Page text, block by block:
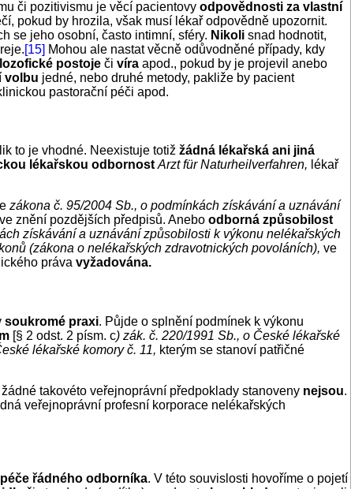
či pozitivismu je věcí pacientovy odpovědnosti za vlastní
pokud by hrozila, však musí lékař odpovědně upozornit.
se jeho osobní, často intimní, sféry. Nikoli snad hodnotit,
[15] Mohou ale nastat věcně odůvodněné případy, kdy
postoje či víra apod., pokud by je projevil anebo
volbu jedné, nebo druhé metody, pakliže by pacient
pastorační péči apod.
to je vhodné. Neexistuje totiž žádná lékařská ani jiná
lékařskou odbornost Arzt für Naturheilverfahren, lékař
zákona č. 95/2004 Sb., o podmínkách získávání a uznávání
ve znění pozdějších předpisů. Anebo odborná způsobilost
získávání a uznávání způsobilosti k výkonu nelékařských
(zákona o nelékařských zdravotnických povoláních), ve
práva vyžadována.
soukromé praxi. Půjde o splnění podmínek k výkonu
[§ 2 odst. 2 písm. c) zák. č. 220/1991 Sb., o České lékařské
lékařské komory č. 11, kterým se stanoví patřičné
takovéto veřejnoprávní předpoklady stanoveny nejsou.
veřejnoprávní profesní korporace nelékařských
řádného odborníka. V této souvislosti hovoříme o pojetí